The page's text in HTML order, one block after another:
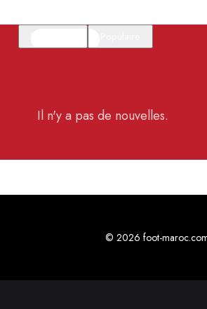
Il n'y a pas de nouvelles.
© 2026 foot-